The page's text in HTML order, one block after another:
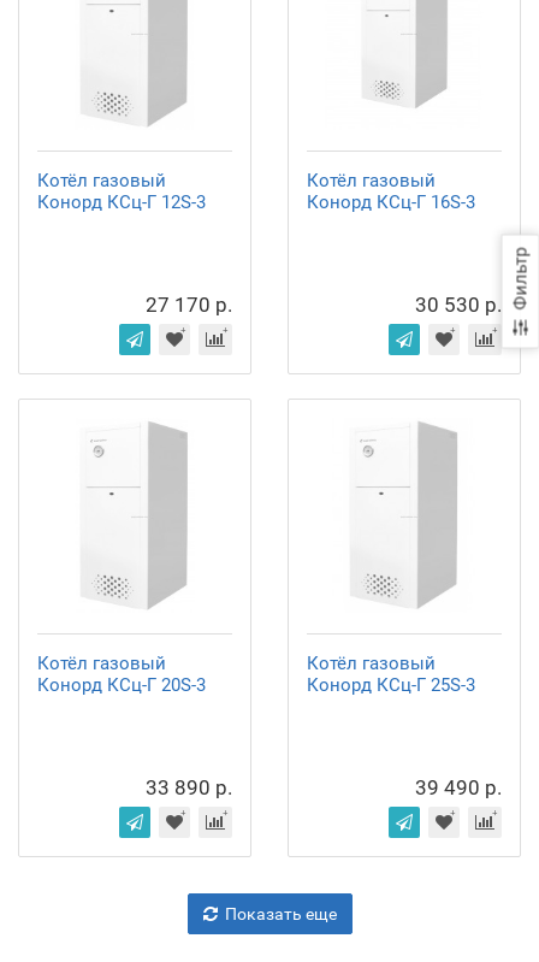
Фильтр
Котёл газовый
Конорд КСц-Г 12S-3
27 170 р.
Котёл газовый
Конорд КСц-Г 16S-3
30 530 р.
Котёл газовый
Конорд КСц-Г 20S-3
33 890 р.
Котёл газовый
Конорд КСц-Г 25S-3
39 490 р.
Показать еще